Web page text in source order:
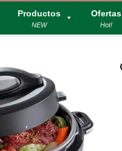
Productos
NEW
Ofertas
Hot!